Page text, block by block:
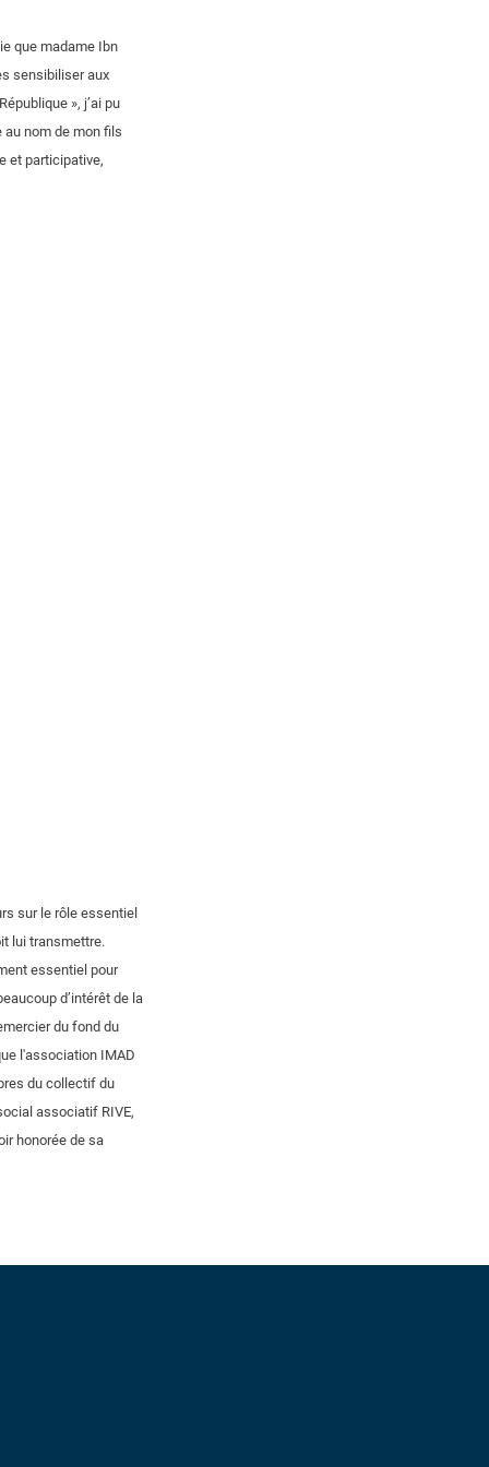
que madame Ibn
sensibiliser aux
», j’ai pu
nom de mon fils
et participative,
sur le rôle essentiel
lui transmettre.
essentiel pour
d’intérêt de la
du fond du
l'association IMAD
du collectif du
associatif RIVE,
honorée de sa